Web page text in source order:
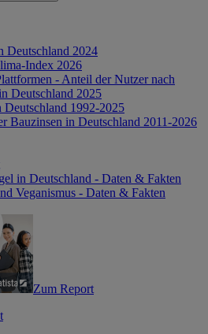
Deutschland 2024
Index 2026
- Anteil der Nutzer nach
Deutschland 2025
Deutschland 1992-2025
Bauzinsen in Deutschland 2011-2026
in Deutschland - Daten & Fakten
Veganismus - Daten & Fakten
Zum Report